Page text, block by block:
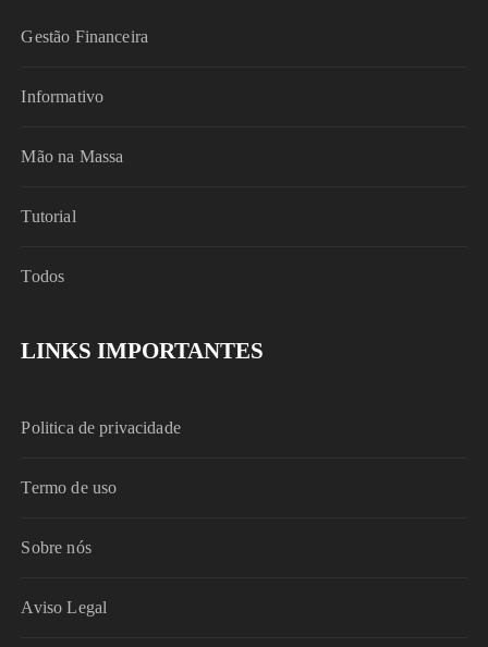
Gestão Financeira
Informativo
Mão na Massa
Tutorial
Todos
LINKS IMPORTANTES
Politica de privacidade
Termo de uso
Sobre nós
Aviso Legal